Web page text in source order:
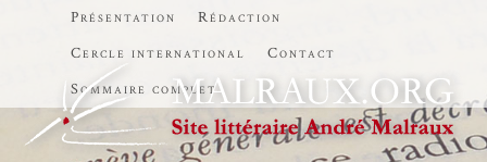
Présentation
Rédaction
Cercle international
Contact
Sommaire complet